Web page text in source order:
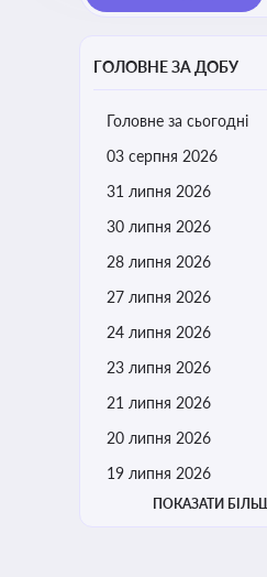
ГОЛОВНЕ ЗА ДОБУ
Головне за сьогодні
03 серпня 2026
31 липня 2026
30 липня 2026
28 липня 2026
27 липня 2026
24 липня 2026
23 липня 2026
21 липня 2026
20 липня 2026
19 липня 2026
ПОКАЗАТИ